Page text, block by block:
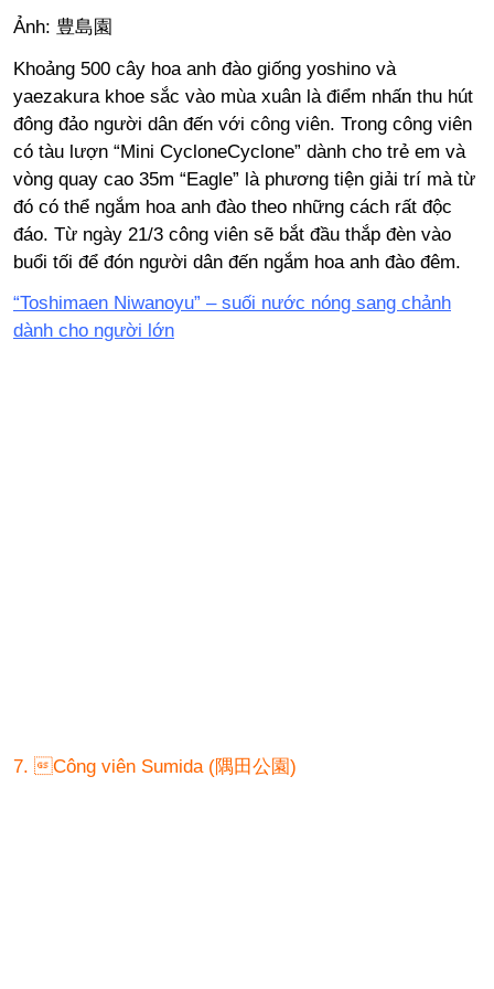
Ảnh: 豊島園
Khoảng 500 cây hoa anh đào giống yoshino và
yaezakura khoe sắc vào mùa xuân là điểm nhấn thu hút
đông đảo người dân đến với công viên. Trong công viên
có tàu lượn “Mini CycloneCyclone” dành cho trẻ em và
vòng quay cao 35m “Eagle” là phương tiện giải trí mà từ
đó có thể ngắm hoa anh đào theo những cách rất độc
đáo. Từ ngày 21/3 công viên sẽ bắt đầu thắp đèn vào
buổi tối để đón người dân đến ngắm hoa anh đào đêm.
“Toshimaen Niwanoyu” – suối nước nóng sang chảnh
dành cho người lớn
7. Công viên Sumida (隅田公園)